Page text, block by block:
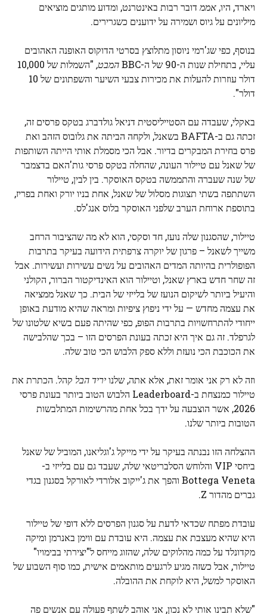
ויארד, היו, אממ דובר רבות באינטרנט, ומדוע מותגים מוציאים
מיליונים על גיוס ושמירה על ידוענים כשגרירים.
בנוסף, כפי שג'רמי ניוסון מתלוצץ בסרטי הדוקוס האופנה האהובים
עליי, בתחילת שנות ה-90 של ה-BBC
המבט,
"השמלות של 10,000
דולר עוזרות להעלות את מכירות צבעי השיער והשפתונים של 10
דולר".
באקלי, שעבדה עם הסטייליסטית דניאל גולדברג בטקס פרסים זה,
זכתה גם ב-BAFTA בשאנל, ולקחה הביתה את גלובוס הזהב ואת
פרס בחירת המבקרים בדיור. אבל הכי מסמלת אותי הייתה השותפות
של שאנל עם טיילור העונה, שהחלה בטקס פרסי גות'האם בדצמבר
של שנה שעברה והתממשה בטקס האוסקר. בין לבין, טיילור
השתתפה בשתי תצוגות מסלול של שאנל, אחת בניו יורק ואחת בפריז,
בתוספת ארוחת הערב שלפני האוסקר בלוס אנג'לס.
טיילור, שהסגנון שלה נועז, חד וסקסי, הוא לא מה שהציבור הרחב
משייך לשאנל – פרגון של יוקרה צרפתית הידועה בעיקר בתרבות
הפופולרית בהיותה המדים האהובים על נשים עשירות ועשירות. אבל
זה שחר חדש בארץ שאנל, וטיילור הוא האינדיקטור הברור, הקולני
והיעיל ביותר לשיקום הנועז של בלייזי של הבית. כך שאנל ממציאה
את עצמה מחדש — על ידי ניפוץ ציפיות ומראה שהיא מודעת באופן
ייחודי להתרחשויות בתרבות הפופ, כפי שהיתה פעם בשיא שלטונו של
לגרפלד. זה גם איך היא זכתה בעונת הפרסים הזו – בכך שהלבישה
את הכוכבת הכי נועזת וללא ספק הלבוש הכי טוב שלה.
וזה לא רק אני אומר זאת, אלא אתה, שלנויריד הבל קהל. הכתרת את
טיילור כמנצחת ב-Leaderboard הלבוש הטוב ביותר בעונת פרסי
2026, אשר הוצבעה על ידך בכל אחת מהרשימות המתלבשות
הטובות ביותר שלנו.
ההצלחה הזו נבנתה בעיקר על ידי מייקל ג'וגליאנו, המוביל של שאנל
ביחסי VIP והלוחש הסלבריטאי שלה, שעבד גם עם בלייזי ב-
Bottega Veneta והפך את ג'ייקוב אלורדי לאורקל בסגנון בגדי
גברים מהדור Z.
עובדת מפתח שכדאי לדעת על סגנון הפרסים ללא דופי של טיילור
היא שהיא מעצבת את עצמה. היא עובדת עם ווימן באנרמן ומיקה
מקדונלד על כמה מהלוקים שלה, שהזוג מייחס ל"יצירתי בבימויו"
טיילור, אבל כשזה מגיע לרגעים מותאמים אישית, כמו סוף השבוע של
האוסקר למשל, היא לוקחת את ההובלה.
"שלא תבינו אותי לא נכון, אני אוהב לשתף פעולה עם אנשים פה